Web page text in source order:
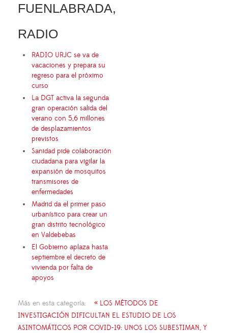
FUENLABRADA,
RADIO
RADIO URJC se va de
vacaciones y prepara su
regreso para el próximo
curso
La DGT activa la segunda
gran operación salida del
verano con 5,6 millones
de desplazamientos
previstos
Sanidad pide colaboración
ciudadana para vigilar la
expansión de mosquitos
transmisores de
enfermedades
Madrid da el primer paso
urbanístico para crear un
gran distrito tecnológico
en Valdebebas
El Gobierno aplaza hasta
septiembre el decreto de
vivienda por falta de
apoyos
Más en esta categoría:
« LOS MÉTODOS DE
INVESTIGACIÓN DIFICULTAN EL ESTUDIO DE LOS
ASINTOMÁTICOS POR COVID-19: UNOS LOS SUBESTIMAN, Y